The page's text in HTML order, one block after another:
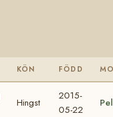
KÖN FÖDD
Hingst
2015-
05-22